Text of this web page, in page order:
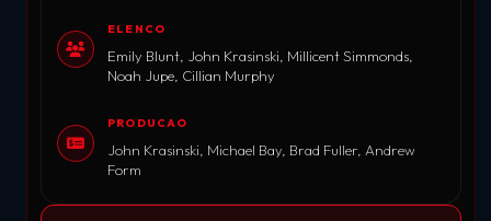
ELENCO
Emily Blunt, John Krasinski, Millicent Simmonds,
Noah Jupe, Cillian Murphy
PRODUCAO
John Krasinski, Michael Bay, Brad Fuller, Andrew
Form